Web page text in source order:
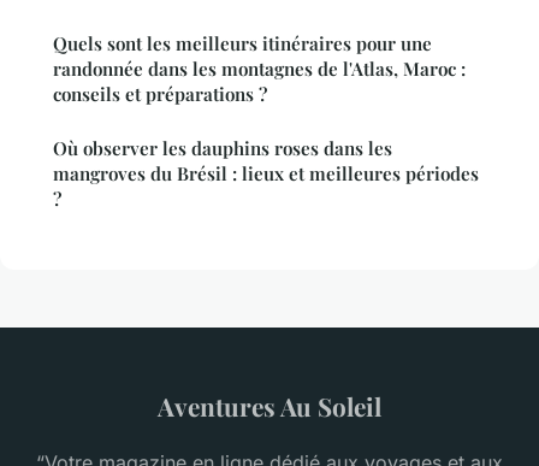
Quels sont les meilleurs itinéraires pour une
randonnée dans les montagnes de l'Atlas, Maroc :
conseils et préparations ?
Où observer les dauphins roses dans les
mangroves du Brésil : lieux et meilleures périodes
?
Aventures Au Soleil